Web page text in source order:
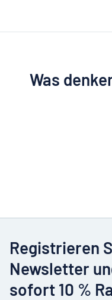
Was
Registrieren
Newsletter
sofort 10 %